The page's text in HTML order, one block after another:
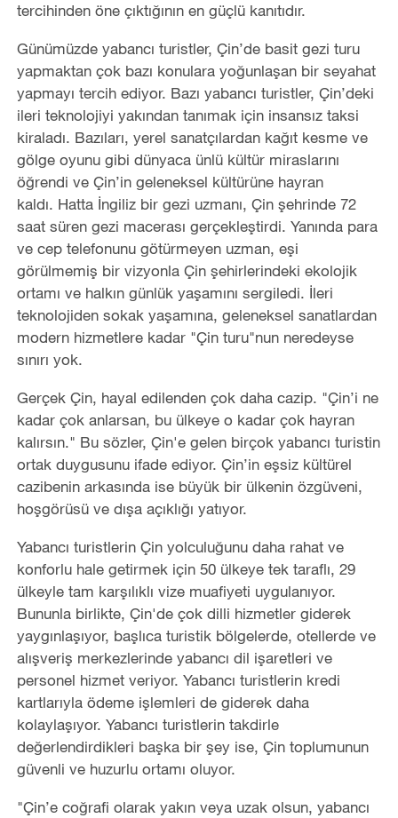
tercihinden öne çıktığının en güçlü kanıtıdır.
Günümüzde yabancı turistler, Çin’de basit gezi turu
yapmaktan çok bazı konulara yoğunlaşan bir seyahat
yapmayı tercih ediyor. Bazı yabancı turistler, Çin’deki
ileri teknolojiyi yakından tanımak için insansız taksi
kiraladı. Bazıları, yerel sanatçılardan kağıt kesme ve
gölge oyunu gibi dünyaca ünlü kültür miraslarını
öğrendi ve Çin’in geleneksel kültürüne hayran
kaldı. Hatta İngiliz bir gezi uzmanı, Çin şehrinde 72
saat süren gezi macerası gerçekleştirdi. Yanında para
ve cep telefonunu götürmeyen uzman, eşi
görülmemiş bir vizyonla Çin şehirlerindeki ekolojik
ortamı ve halkın günlük yaşamını sergiledi. İleri
teknolojiden sokak yaşamına, geleneksel sanatlardan
modern hizmetlere kadar "Çin turu"nun neredeyse
sınırı yok.
Gerçek Çin, hayal edilenden çok daha cazip. "Çin’i ne
kadar çok anlarsan, bu ülkeye o kadar çok hayran
kalırsın." Bu sözler, Çin'e gelen birçok yabancı turistin
ortak duygusunu ifade ediyor. Çin’in eşsiz kültürel
cazibenin arkasında ise büyük bir ülkenin özgüveni,
hoşgörüsü ve dışa açıklığı yatıyor.
Yabancı turistlerin Çin yolculuğunu daha rahat ve
konforlu hale getirmek için 50 ülkeye tek taraflı, 29
ülkeyle tam karşılıklı vize muafiyeti uygulanıyor.
Bununla birlikte, Çin'de çok dilli hizmetler giderek
yaygınlaşıyor, başlıca turistik bölgelerde, otellerde ve
alışveriş merkezlerinde yabancı dil işaretleri ve
personel hizmet veriyor. Yabancı turistlerin kredi
kartlarıyla ödeme işlemleri de giderek daha
kolaylaşıyor. Yabancı turistlerin takdirle
değerlendirdikleri başka bir şey ise, Çin toplumunun
güvenli ve huzurlu ortamı oluyor.
"Çin’e coğrafi olarak yakın veya uzak olsun, yabancı